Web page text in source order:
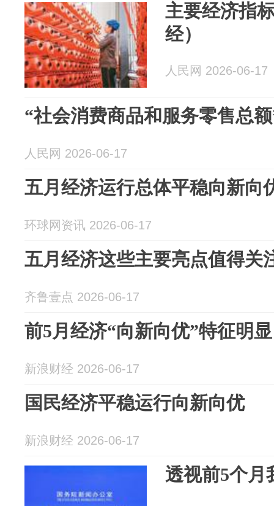
主要经济指
经）
人民网 2026-06-17
“社会消费商品和服务零售总
人民网 2026-06-17
五月经济运行总体平稳向新向
环球网资讯 2026-06-17
五月经济这些主要亮点值得关
齐鲁壹点 2026-06-17
前5月经济“向新向优”特征明显
新浪财经 2026-06-17
国民经济平稳运行向新向优
新浪财经 2026-06-17
透视前5个月